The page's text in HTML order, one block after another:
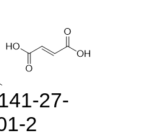
27-
2